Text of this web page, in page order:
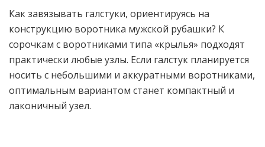
Как завязывать галстуки, ориентируясь на
конструкцию воротника мужской рубашки? К
сорочкам с воротниками типа «крылья» подходят
практически любые узлы. Если галстук планируется
носить с небольшими и аккуратными воротниками,
оптимальным вариантом станет компактный и
лаконичный узел.